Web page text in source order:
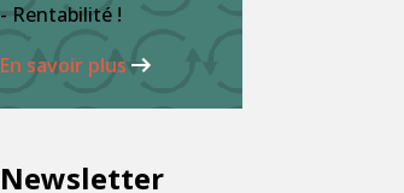
- Rentabilité !
En savoir plus
Newsletter